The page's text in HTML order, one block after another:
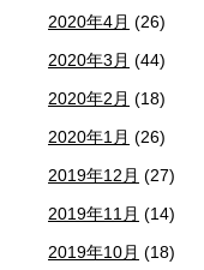
2020年4月 (26)
2020年3月 (44)
2020年2月 (18)
2020年1月 (26)
2019年12月 (27)
2019年11月 (14)
2019年10月 (18)